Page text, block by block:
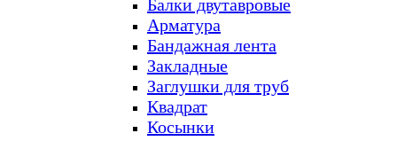
Балки двутавровые
Арматура
Бандажная лента
Закладные
Заглушки для труб
Квадрат
Косынки